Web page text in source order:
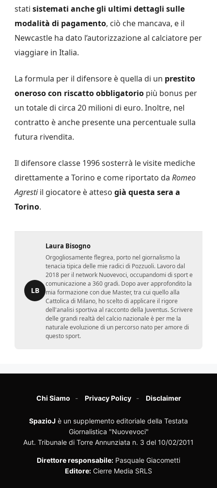
stati sistemati anche gli ultimi dettagli sulle
modalità di pagamento, ciò che mancava, e il
Newcastle ha dato l’autorizzazione al calciatore per
viaggiare in Italia.
La formula per il difensore è quella di un prestito
oneroso con riscatto obbligatorio più bonus per
un totale di circa 20 milioni di euro. Inoltre, nel
contratto è anche presente una percentuale sulla
futura rivendita.
Il difensore classe 1996 sosterrà le visite mediche
direttamente a Torino e come riportato da Romeo
Agrestiil giocatore è atteso già questa sera a
Torino.
LB
Laura Bisogno
Orgogliosamente flegrea, porto nel giornalismo la
tenacia tipica delle mie radici di Pozzuoli. Lavoro dal
2018 per il network Nuovevoci, occupandomi di sport e
comunicazione a 360 gradi. Dopo aver approfondito la
mia formazione con due Master, tra cui quello alla
Cattolica di Milano, ho scelto di applicare il rigore
dell'analisi sportiva al racconto della Juventus. Scrivere
delle grandi realtà del calcio nazionale è per me la
naturale evoluzione di un percorso nato per amore di
questo sport.
Chi Siamo Privacy Policy Disclaimer
SpazioJ è un supplemento editoriale della Testata
Giornalistica "Nuovevoci"
Aut. Tribunale di Torre Annunziata n. 3 del 10/02/2011
Direttore responsabile: Pasquale Giacometti
Editore: Cierre Media SRLS